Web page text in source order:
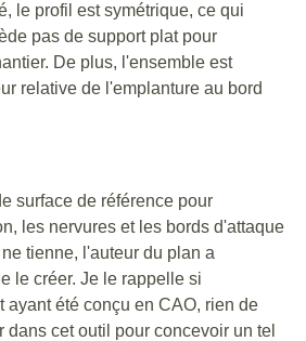
le profil est symétrique, ce qui
pas de support plat pour
De plus, l'ensemble est
relative de l'emplanture au bord
surface de référence pour
les nervures et les bords d'attaque
tienne, l'auteur du plan a
le créer. Je le rappelle si
ayant été conçu en CAO, rien de
dans cet outil pour concevoir un tel